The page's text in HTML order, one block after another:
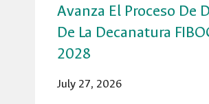
Avanza El Proceso De
De La Decanatura
2028
July 27, 2026